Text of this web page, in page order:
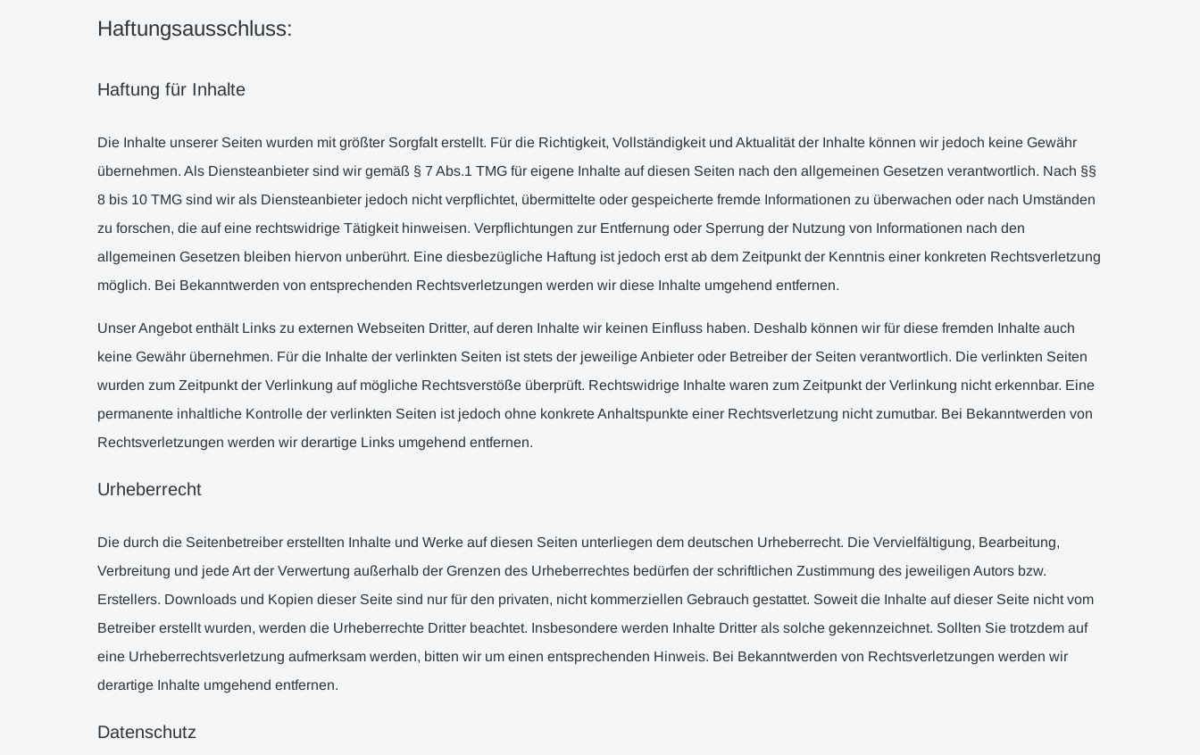
Haftungsausschluss:
Haftung für Inhalte
Die Inhalte unserer Seiten wurden mit größter Sorgfalt erstellt. Für die Richtigkeit, Vollständigkeit und Aktualität der Inhalte können wir jedoch keine Gewähr
übernehmen. Als Diensteanbieter sind wir gemäß § 7 Abs.1 TMG für eigene Inhalte auf diesen Seiten nach den allgemeinen Gesetzen verantwortlich. Nach §§
8 bis 10 TMG sind wir als Diensteanbieter jedoch nicht verpflichtet, übermittelte oder gespeicherte fremde Informationen zu überwachen oder nach Umständen
zu forschen, die auf eine rechtswidrige Tätigkeit hinweisen. Verpflichtungen zur Entfernung oder Sperrung der Nutzung von Informationen nach den
allgemeinen Gesetzen bleiben hiervon unberührt. Eine diesbezügliche Haftung ist jedoch erst ab dem Zeitpunkt der Kenntnis einer konkreten Rechtsverletzung
möglich. Bei Bekanntwerden von entsprechenden Rechtsverletzungen werden wir diese Inhalte umgehend entfernen.
Unser Angebot enthält Links zu externen Webseiten Dritter, auf deren Inhalte wir keinen Einfluss haben. Deshalb können wir für diese fremden Inhalte auch
keine Gewähr übernehmen. Für die Inhalte der verlinkten Seiten ist stets der jeweilige Anbieter oder Betreiber der Seiten verantwortlich. Die verlinkten Seiten
wurden zum Zeitpunkt der Verlinkung auf mögliche Rechtsverstöße überprüft. Rechtswidrige Inhalte waren zum Zeitpunkt der Verlinkung nicht erkennbar. Eine
permanente inhaltliche Kontrolle der verlinkten Seiten ist jedoch ohne konkrete Anhaltspunkte einer Rechtsverletzung nicht zumutbar. Bei Bekanntwerden von
Rechtsverletzungen werden wir derartige Links umgehend entfernen.
Urheberrecht
Die durch die Seitenbetreiber erstellten Inhalte und Werke auf diesen Seiten unterliegen dem deutschen Urheberrecht. Die Vervielfältigung, Bearbeitung,
Verbreitung und jede Art der Verwertung außerhalb der Grenzen des Urheberrechtes bedürfen der schriftlichen Zustimmung des jeweiligen Autors bzw.
Erstellers. Downloads und Kopien dieser Seite sind nur für den privaten, nicht kommerziellen Gebrauch gestattet. Soweit die Inhalte auf dieser Seite nicht vom
Betreiber erstellt wurden, werden die Urheberrechte Dritter beachtet. Insbesondere werden Inhalte Dritter als solche gekennzeichnet. Sollten Sie trotzdem auf
eine Urheberrechtsverletzung aufmerksam werden, bitten wir um einen entsprechenden Hinweis. Bei Bekanntwerden von Rechtsverletzungen werden wir
derartige Inhalte umgehend entfernen.
Datenschutz